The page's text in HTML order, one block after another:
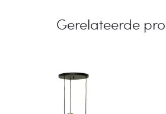
Gerelateerde